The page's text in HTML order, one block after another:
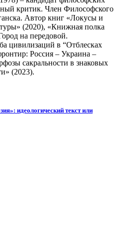
критик. Член Философского
Автор книг «Локусы и
(2020), «Книжная полка
на передовой.
цивилизаций в “Отблесках
Россия – Украина –
сакральности в знаковых
(2023).
идеологический текст или